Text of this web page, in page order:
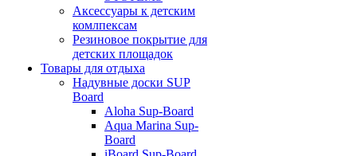
Аксессуары к детским
комлпексам
Резиновое покрытие для
детских площадок
Товары для отдыха
Надувные доски SUP
Board
Aloha Sup-Board
Aqua Marina Sup-
Board